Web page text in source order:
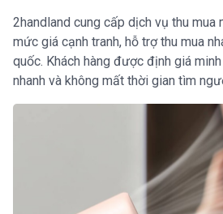
2handland cung cấp dịch vụ thu
mức giá cạnh tranh, hỗ trợ thu mua
quốc. Khách hàng được định giá
nhanh và không mất thời gian tìm